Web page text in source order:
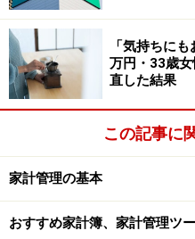
※回答者のコメントは原文
※本記事の出費内訳はア
な項目」のみを記載してい
保険料や税金、民間の保
金などは考慮されていな
場合があります。
※本記事で紹介している
は、プライバシー保護の
場合があります。
「気持ちに
万円・33歳
直した結果
この記事に
家計管理の基本
おすすめ家計簿、家計管理ツ